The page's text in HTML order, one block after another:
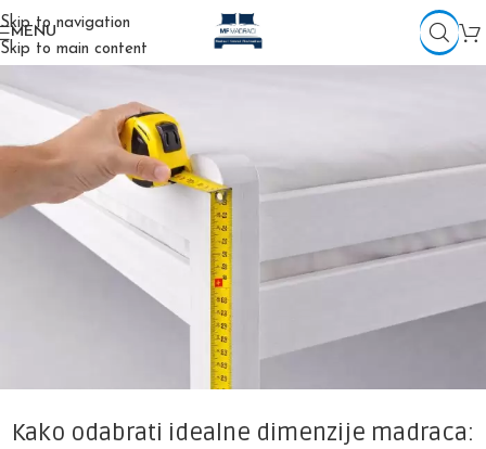
Skip to navigation
Skip to main content
MENU
Kako odabrati idealne dimenzije madraca: